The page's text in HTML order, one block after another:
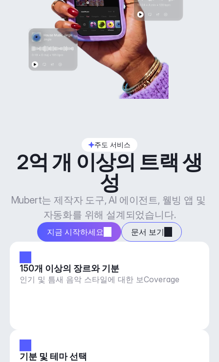
주도 서비스
2억 개 이상의 트랙 생
성
Mubert는 제작자 도구, AI 에이전트, 웰빙 앱 및
자동화를 위해 설계되었습니다.
지금 시작하세요 문서 보기
150개 이상의 장르와 기분
인기 및 틈새 음악 스타일에 대한 보Coverage
기분 및 테마 선택